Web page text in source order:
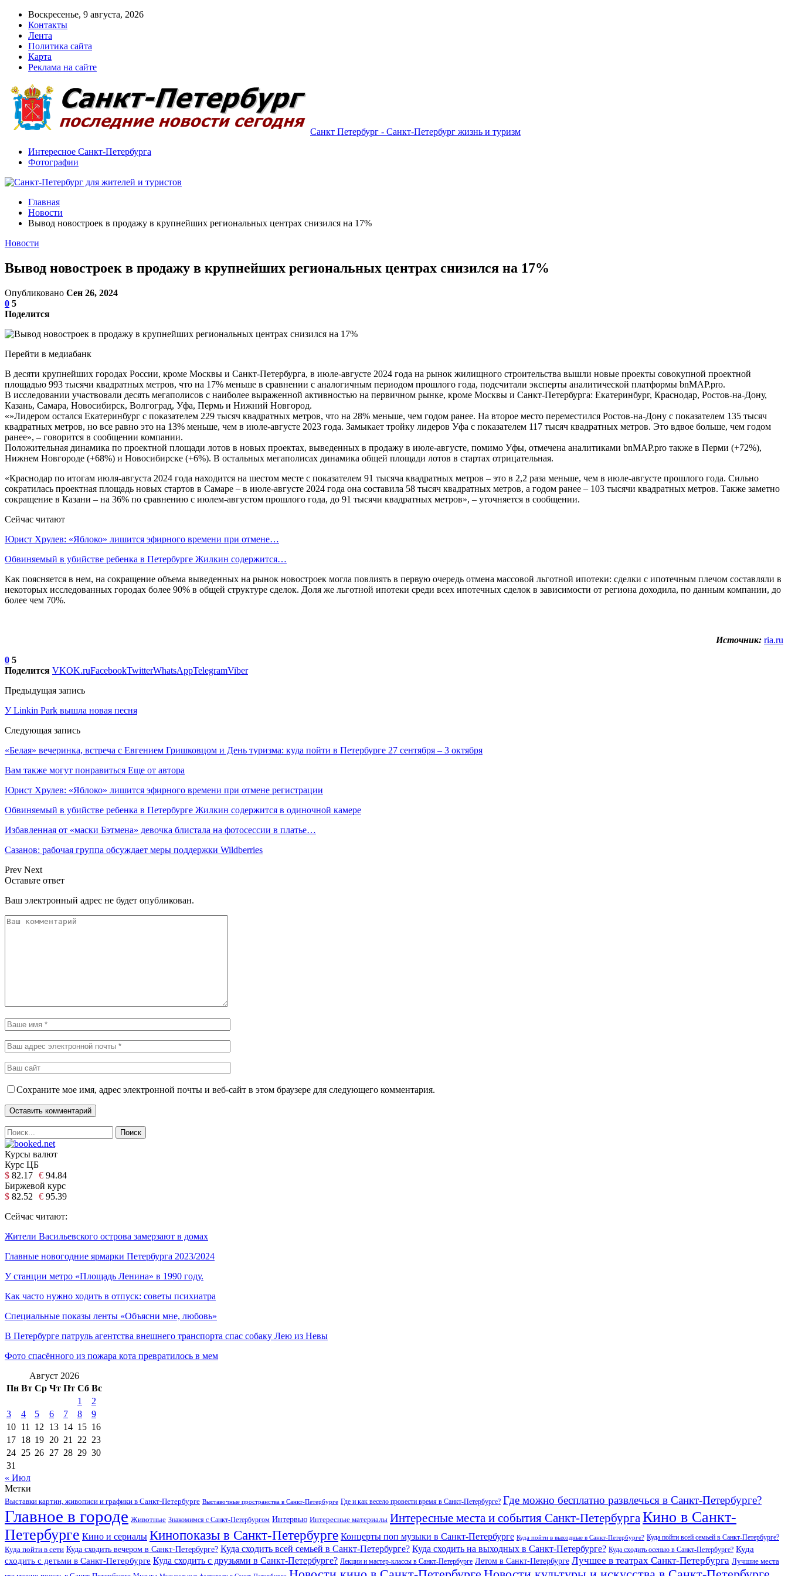
Воскресенье, 9 августа, 2026
Контакты
Лента
Политика сайта
Карта
Реклама на сайте
Санкт Петербург - Санкт-Петербург жизнь и туризм
Интересное Санкт-Петербурга
Фотографии
Главная
Новости
Вывод новостроек в продажу в крупнейших региональных центрах снизился на 17%
Новости
Вывод новостроек в продажу в крупнейших региональных центрах снизился на 17%
Опубликовано Сен 26, 2024
0 5
Поделится
Перейти в медиабанк
В десяти крупнейших городах России, кроме Москвы и Санкт-Петербурга, в июле-августе 2024 года на рынок жилищного строительства вышли новые проекты совокупной проектной
площадью 993 тысячи квадратных метров, что на 17% меньше в сравнении с аналогичным периодом прошлого года, подсчитали эксперты аналитической платформы bnMAP.pro.
В исследовании участвовали десять мегаполисов с наиболее выраженной активностью на первичном рынке, кроме Москвы и Санкт-Петербурга: Екатеринбург, Краснодар, Ростов-на-Дону,
Казань, Самара, Новосибирск, Волгоград, Уфа, Пермь и Нижний Новгород.
«»Лидером остался Екатеринбург с показателем 229 тысяч квадратных метров, что на 28% меньше, чем годом ранее. На второе место переместился Ростов-на-Дону с показателем 135 тысяч
квадратных метров, но все равно это на 13% меньше, чем в июле-августе 2023 года. Замыкает тройку лидеров Уфа с показателем 117 тысяч квадратных метров. Это вдвое больше, чем годом
ранее», – говорится в сообщении компании.
Положительная динамика по проектной площади лотов в новых проектах, выведенных в продажу в июле-августе, помимо Уфы, отмечена аналитиками bnMAP.pro также в Перми (+72%),
Нижнем Новгороде (+68%) и Новосибирске (+6%). В остальных мегаполисах динамика общей площади лотов в стартах отрицательная.
«Краснодар по итогам июля-августа 2024 года находится на шестом месте с показателем 91 тысяча квадратных метров – это в 2,2 раза меньше, чем в июле-августе прошлого года. Сильно
сократилась проектная площадь новых стартов в Самаре – в июле-августе 2024 года она составила 58 тысяч квадратных метров, а годом ранее – 103 тысячи квадратных метров. Также заметно
сокращение в Казани – на 36% по сравнению с июлем-августом прошлого года, до 91 тысячи квадратных метров», – уточняется в сообщении.
Сейчас читают
Юрист Хрулев: «Яблоко» лишится эфирного времени при отмене…
Обвиняемый в убийстве ребенка в Петербурге Жилкин содержится…
Как поясняется в нем, на сокращение объема выведенных на рынок новостроек могла повлиять в первую очередь отмена массовой льготной ипотеки: сделки с ипотечным плечом составляли в
некоторых исследованных городах более 90% в общей структуре сделок. Доля же льготной ипотеки среди всех ипотечных сделок в зависимости от региона доходила, по данным компании, до
более чем 70%.
Источник: ria.ru
0 5
Поделится VKOK.ruFacebookTwitterWhatsAppTelegramViber
Предыдущая запись
У Linkin Park вышла новая песня
Следующая запись
«Белая» вечеринка, встреча с Евгением Гришковцом и День туризма: куда пойти в Петербурге 27 сентября – 3 октября
Вам также могут понравиться Еще от автора
Юрист Хрулев: «Яблоко» лишится эфирного времени при отмене регистрации
Обвиняемый в убийстве ребенка в Петербурге Жилкин содержится в одиночной камере
Избавленная от «маски Бэтмена» девочка блистала на фотосессии в платье…
Сазанов: рабочая группа обсуждает меры поддержки Wildberries
Prev Next
Оставьте ответ
Ваш электронный адрес не будет опубликован.
Сохраните мое имя, адрес электронной почты и веб-сайт в этом браузере для следующего комментария.
Курсы валют
Курс ЦБ
$ 82.17 € 94.84
Биржевой курс
$ 82.52 € 95.39
Сейчас читают:
Жители Васильевского острова замерзают в домах
Главные новогодние ярмарки Петербурга 2023/2024
У станции метро «Площадь Ленина» в 1990 году.
Как часто нужно ходить в отпуск: советы психиатра
Специальные показы ленты «Объясни мне, любовь»
В Петербурге патруль агентства внешнего транспорта спас собаку Лею из Невы
Фото спасённого из пожара кота превратилось в мем
Август 2026
Пн Вт Ср Чт Пт Сб Вс
1
2
3
4 5 6 7 8
9
10 11 12 13 14 15 16
17 18 19 20 21 22 23
24 25 26 27 28 29 30
31
« Июл
Метки
Выставки картин, живописи и графики в Санкт-Петербурге Выставочные пространства в Санкт-Петербурге Где и как весело провести время в Санкт-Петербурге? Где можно бесплатно развлечься в Санкт-Петербурге?
Главное в городе Животные Знакомимся с Санкт-Петербургом Интервью Интересные материалы Интересные места и события Санкт-Петербурга Кино в Санкт-
Петербурге Кино и сериалы Кинопоказы в Санкт-Петербурге Концерты поп музыки в Санкт-Петербурге Куда пойти в выходные в Санкт-Петербурге? Куда пойти всей семьей в Санкт-Петербурге?
Куда пойти в сети Куда сходить вечером в Санкт-Петербурге? Куда сходить всей семьей в Санкт-Петербурге? Куда сходить на выходных в Санкт-Петербурге? Куда сходить осенью в Санкт-Петербурге? Куда
сходить с детьми в Санкт-Петербурге Куда сходить с друзьями в Санкт-Петербурге? Лекции и мастер-классы в Санкт-Петербурге Летом в Санкт-Петербурге Лучшее в театрах Санкт-Петербурга Лучшие места